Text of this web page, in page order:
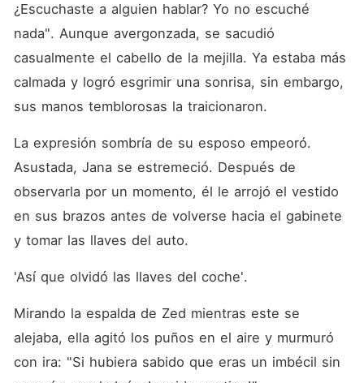
¿Escuchaste a alguien hablar? Yo no escuché
nada". Aunque avergonzada, se sacudió
casualmente el cabello de la mejilla. Ya estaba más
calmada y logró esgrimir una sonrisa, sin embargo,
sus manos temblorosas la traicionaron.
La expresión sombría de su esposo empeoró.
Asustada, Jana se estremeció. Después de
observarla por un momento, él le arrojó el vestido
en sus brazos antes de volverse hacia el gabinete
y tomar las llaves del auto.
'Así que olvidó las llaves del coche'.
Mirando la espalda de Zed mientras este se
alejaba, ella agitó los puños en el aire y murmuró
con ira: "Si hubiera sabido que eras un imbécil sin